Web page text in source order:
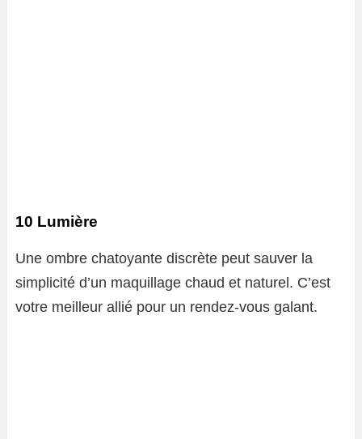
10 Lumière
Une ombre chatoyante discrète peut sauver la
simplicité d’un maquillage chaud et naturel. C’est
votre meilleur allié pour un rendez-vous galant.